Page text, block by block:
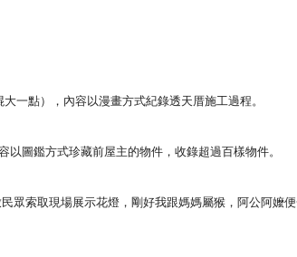
一點）， 內容以漫畫方式紀錄透天厝施工過程。
以圖鑑方式珍藏前屋主的物件， 收錄超過百樣物件。
眾索取現場展示花燈，剛好我跟媽媽屬猴， 阿公阿嬤